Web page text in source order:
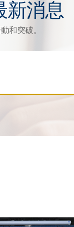
新消息
和突破。